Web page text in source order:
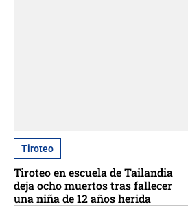
Tiroteo
Tiroteo en escuela de Tailandia
deja ocho muertos tras fallecer
una niña de 12 años herida